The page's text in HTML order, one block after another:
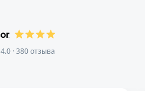
4.0 · 380 отзыва